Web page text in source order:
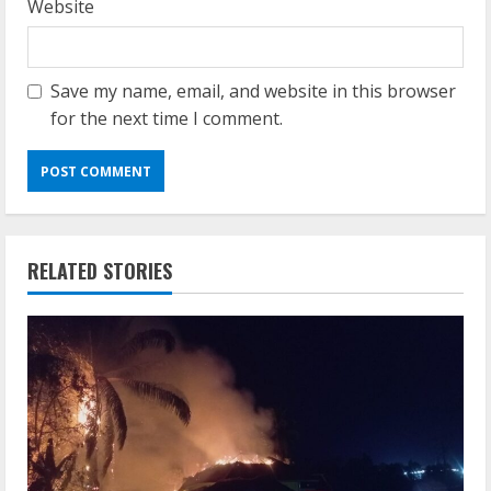
Website
Save my name, email, and website in this browser
for the next time I comment.
RELATED STORIES